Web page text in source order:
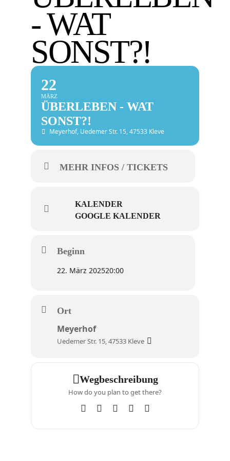
- WAT
SONST?!
22
MÄRZ
ÜBERLEBEN - WAT
SONST?!
Meyerhof, Uedemer Str. 15, 47533 Kleve
MEHR INFOS / TICKETS
KALENDER
GOOGLE KALENDER
Beginn
22. März 202520:00
Ort
Meyerhof
Uedemer Str. 15, 47533 Kleve
Wegbeschreibung
How do you plan to get there?